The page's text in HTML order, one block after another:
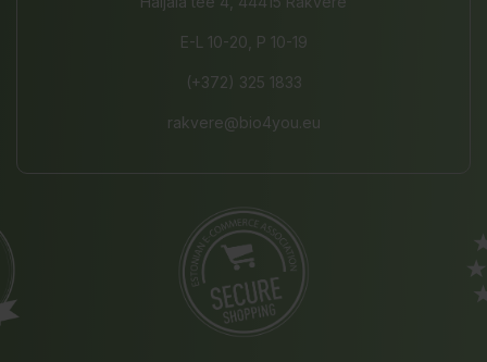
E-L 10-20, P 10-19
(+372) 325 1833
rakvere@bio4you.eu